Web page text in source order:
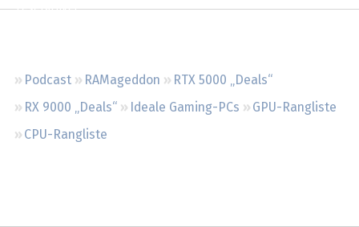
Leserartikel
Podcast RAMageddon
RTX 5000 „Deals“
RX 9000 „Deals“
Ideale Gaming-PCs
GPU-Rangliste
CPU-Rangliste